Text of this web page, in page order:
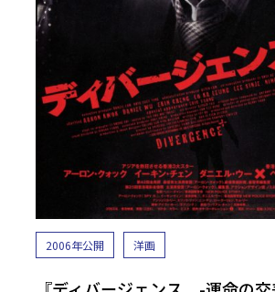
2006年公開 洋画